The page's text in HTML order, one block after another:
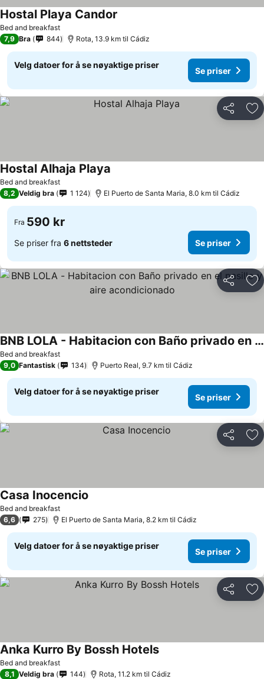
Bed and breakfast
Hostal Playa Candor
7,9 Bra 844 Rota, 13.9 km til Cádiz
Velg datoer for å se nøyaktige priser
Se priser
Del
Bed and breakfast
Hostal Alhaja Playa
8,2 Veldig bra 1 124 El Puerto de Santa Maria, 8.0 km til Cádiz
Fra 590 kr
Se priser fra 6 nettsteder Se priser
Del
Bed and breakfast
BNB LOLA - Habitacion con Baño privado en el pasillo y aire acondicionado
9,0 Fantastisk 134 Puerto Real, 9.7 km til Cádiz
Velg datoer for å se nøyaktige priser
Se priser
Del
Bed and breakfast
Casa Inocencio
6,6 275 El Puerto de Santa Maria, 8.2 km til Cádiz
Velg datoer for å se nøyaktige priser
Se priser
Del
Bed and breakfast
Anka Kurro By Bossh Hotels
8,1 Veldig bra 144 Rota, 11.2 km til Cádiz